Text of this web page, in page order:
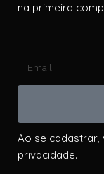
na primeira
Ao se cadastrar,
privacidade.